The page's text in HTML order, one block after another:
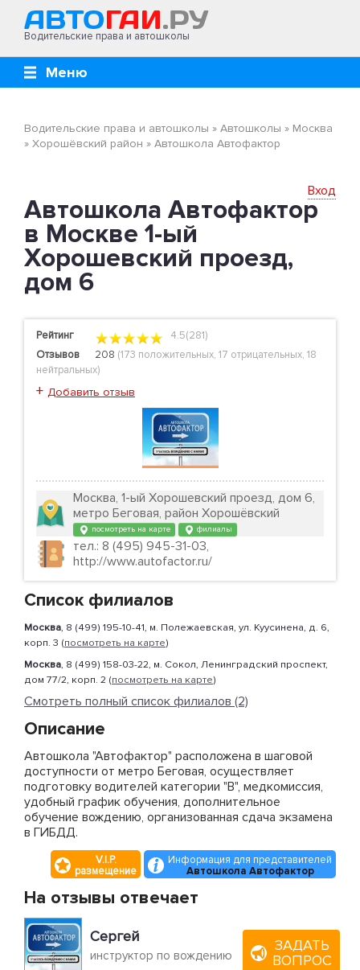
Водительские права и автошколы
Меню
Водительские права и автошколы » Автошколы » Москва
» Хорошёвский район » Автошкола Автофактор
Вход
Автошкола Автофактор
в Москве 1-ый
Хорошевский проезд,
дом 6
Рейтинг
4.5(281)
Отзывов
208 (173 положительных, 17 отрицательных, 18
нейтральных)
+ Добавить отзыв
Москва, 1-ый Хорошевский проезд, дом 6,
метро Беговая, район Хорошёвский
посмотреть на карте филиалы
тел.: 8 (495) 945-31-03,
http://www.autofactor.ru/
Список филиалов
Москва, 8 (499) 195-10-41, м. Полежаевская, ул. Куусинена, д. 6,
корп. 3 (посмотреть на карте)
Москва, 8 (499) 158-03-22, м. Сокол, Ленинградский проспект,
дом 77/2, корп. 2 (посмотреть на карте)
Смотреть полный список филиалов (2)
Описание
Автошкола "Автофактор" расположена в шаговой
доступности от метро Беговая, осуществляет
подготовку водителей категории "В", медкомиссия,
удобный график обучения, дополнительное
обучение вождению, организованная сдача экзамена
в ГИБДД.
V.I.P.
размещение
Информация для представителей
Автошкола Автофактор
На отзывы отвечает
Сергей
инструктор по вождению
ЗАДАТЬ
ВОПРОС